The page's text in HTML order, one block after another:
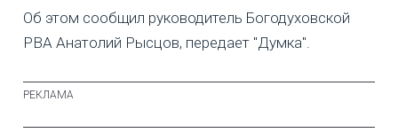
Об этом сообщил руководитель Богодуховской
РВА Анатолий Рысцов, передает "Думка".